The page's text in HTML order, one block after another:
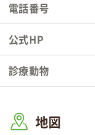
電話番号
公式HP
診療動物
地図